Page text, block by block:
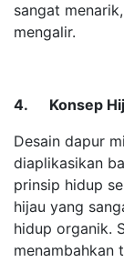
sangat
mengalir.
4.
Konsep
Desain dapur
diaplikasikan
prinsip hidup
hijau yang
hidup organik.
menambahkan